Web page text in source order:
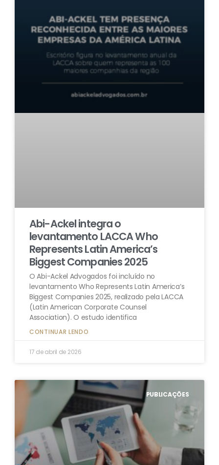
Abi-Ackel integra o
levantamento LACCA Who
Represents Latin America’s
Biggest Companies 2025
O Abi-Ackel Advogados foi incluído no
levantamento Who Represents Latin America’s
Biggest Companies 2025, realizado pela LACCA
(Latin American Corporate Counsel
Association). O estudo identifica
CONTINUAR LENDO
17 de abril de 2026
PUBLICAÇÕES